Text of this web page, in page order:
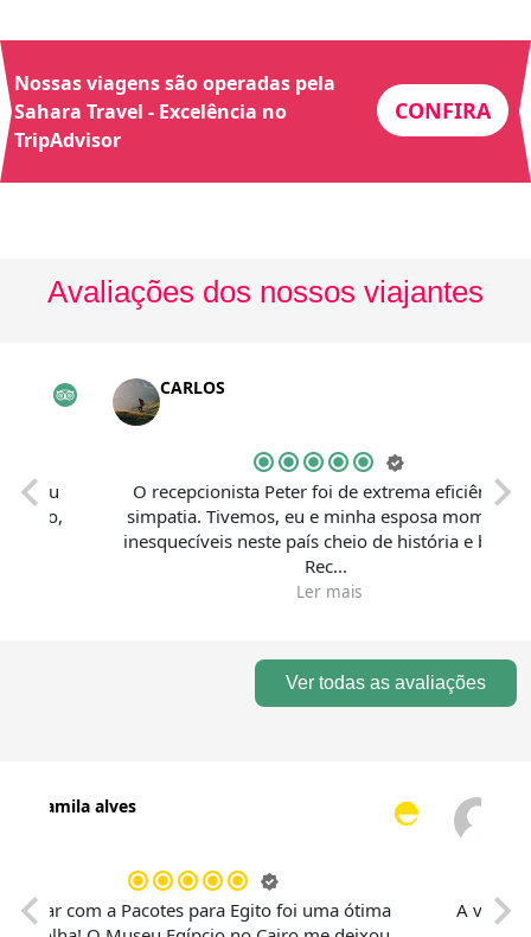
Nossas viagens são operadas pela
Sahara Travel - Excelência no
TripAdvisor
CONFIRA
Avaliações dos nossos viajantes
CARLOS
O recepcionista Peter foi de extrema eficiência e
simpatia. Tivemos, eu e minha esposa momentos
inesquecíveis neste país cheio de história e beleza.
Ler mais
Ver todas as avaliações
Camila alves
Viajar com a Pacotes para Egito foi uma ótima